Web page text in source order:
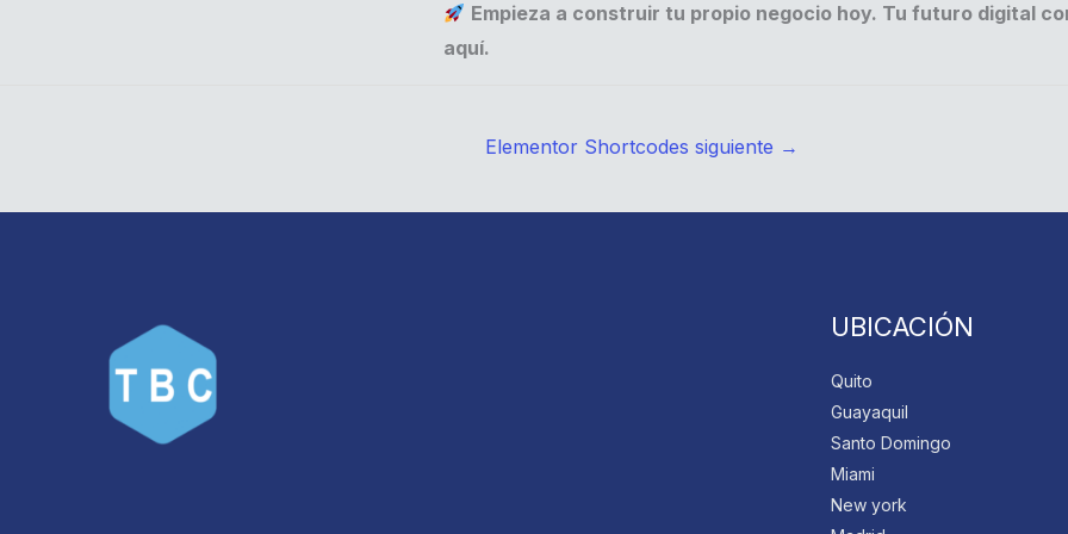
Empieza a construir tu propio negocio hoy. Tu futuro digital
aquí.
Elementor Shortcodes siguiente →
UBICACIÓN
Quito
Guayaquil
Santo Domingo
Miami
New york